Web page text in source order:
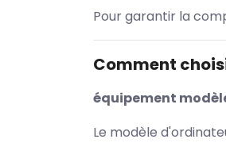
Pour garantir la
Comment
équipement
Le modèle